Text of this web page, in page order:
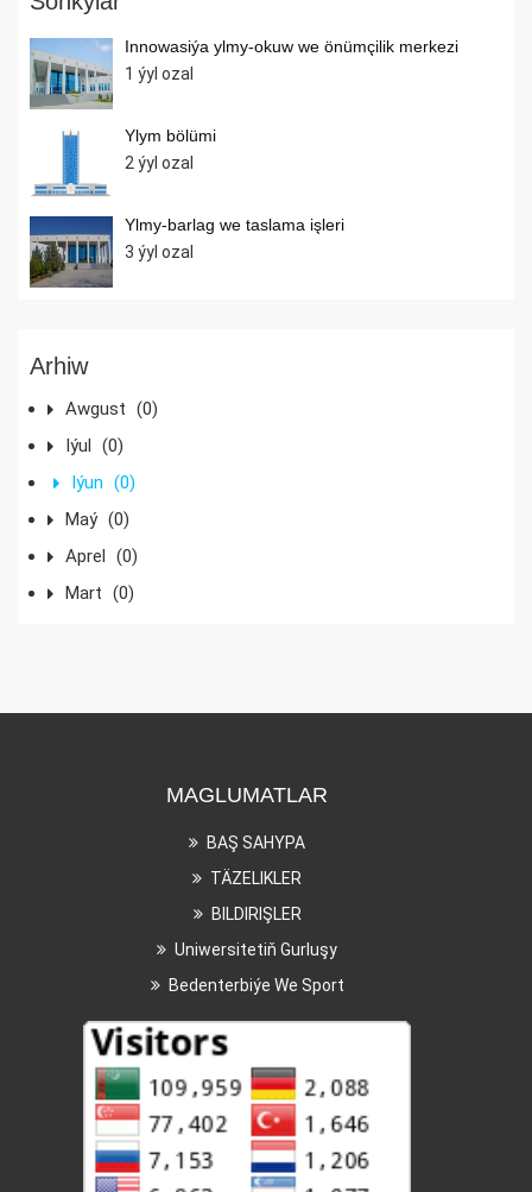
Innowasiýa ylmy-okuw we önümçilik merkezi
1 ýyl ozal
Ylym bölümi
2 ýyl ozal
Ylmy-barlag we taslama işleri
3 ýyl ozal
Arhiw
Awgust (0)
Iýul (0)
Iýun (0)
Maý (0)
Aprel (0)
Mart (0)
MAGLUMATLAR
BAŞ SAHYPA
TÄZELIKLER
BILDIRIŞLER
Uniwersitetiň Gurluşy
Bedenterbiýe We Sport